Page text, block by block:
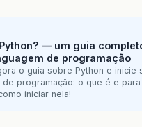
— um guia
de programação
o guia sobre Python e inicie
de programação: o que é e
iniciar nela!